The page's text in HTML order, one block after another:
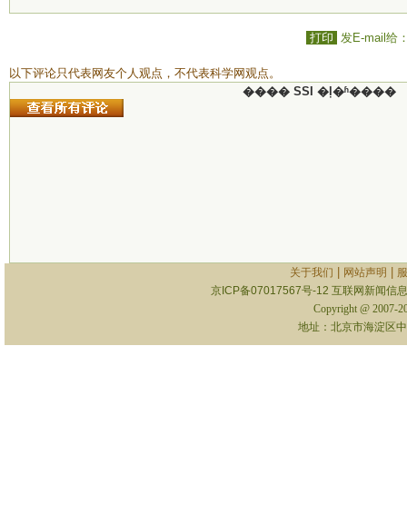
打印 发E-mail给
以下评论只代表网友个人观点，不代表科学网观点。
���� SSI �ļ�ʱ����
关于我们 网站声明
京ICP备07017567号-12 互联网新闻信
Copyright @ 2007-
地址：北京市海淀区